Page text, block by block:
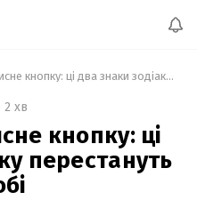
Наче хтось натисне кнопку: ці два знаки зодіаку перестануть сумніватися у собі
2 хв
кнопку: ці
перестануть